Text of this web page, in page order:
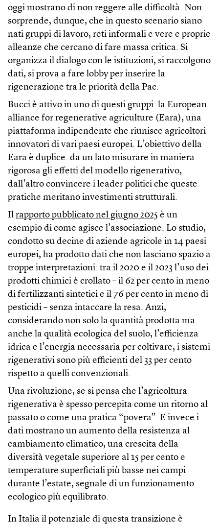
oggi mostrano di non reggere alle difficoltà. Non
sorprende, dunque, che in questo scenario siano
nati gruppi di lavoro, reti informali e vere e proprie
alleanze che cercano di fare massa critica. Si
organizza il dialogo con le istituzioni, si raccolgono
dati, si prova a fare lobby per inserire la
rigenerazione tra le priorità della Pac.
Bucci è attivo in uno di questi gruppi: la European
alliance for regenerative agriculture (Eara), una
piattaforma indipendente che riunisce agricoltori
innovatori di vari paesi europei. L’obiettivo della
Eara è duplice: da un lato misurare in maniera
rigorosa gli effetti del modello rigenerativo,
dall’altro convincere i leader politici che queste
pratiche meritano investimenti strutturali.
Il rapporto pubblicato nel giugno 2025 è un
esempio di come agisce l’associazione. Lo studio,
condotto su decine di aziende agricole in 14 paesi
europei, ha prodotto dati che non lasciano spazio a
troppe interpretazioni: tra il 2020 e il 2023 l’uso dei
prodotti chimici è crollato – il 62 per cento in meno
di fertilizzanti sintetici e il 76 per cento in meno di
pesticidi – senza intaccare la resa. Anzi,
considerando non solo la quantità prodotta ma
anche la qualità ecologica del suolo, l’efficienza
idrica e l’energia necessaria per coltivare, i sistemi
rigenerativi sono più efficienti del 33 per cento
rispetto a quelli convenzionali.
Una rivoluzione, se si pensa che l’agricoltura
rigenerativa è spesso percepita come un ritorno al
passato o come una pratica “povera”. E invece i
dati mostrano un aumento della resistenza al
cambiamento climatico, una crescita della
diversità vegetale superiore al 15 per cento e
temperature superficiali più basse nei campi
durante l’estate, segnale di un funzionamento
ecologico più equilibrato.
In Italia il potenziale di questa transizione è